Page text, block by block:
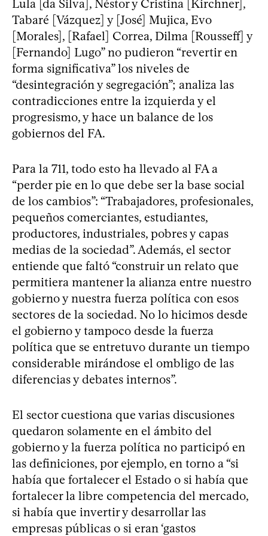
Lula [da Silva], Néstor y Cristina [Kirchner],
Tabaré [Vázquez] y [José] Mujica, Evo
[Morales], [Rafael] Correa, Dilma [Rousseff] y
[Fernando] Lugo” no pudieron “revertir en
forma significativa” los niveles de
“desintegración y segregación”; analiza las
contradicciones entre la izquierda y el
progresismo, y hace un balance de los
gobiernos del FA.
Para la 711, todo esto ha llevado al FA a
“perder pie en lo que debe ser la base social
de los cambios”: “Trabajadores, profesionales,
pequeños comerciantes, estudiantes,
productores, industriales, pobres y capas
medias de la sociedad”. Además, el sector
entiende que faltó “construir un relato que
permitiera mantener la alianza entre nuestro
gobierno y nuestra fuerza política con esos
sectores de la sociedad. No lo hicimos desde
el gobierno y tampoco desde la fuerza
política que se entretuvo durante un tiempo
considerable mirándose el ombligo de las
diferencias y debates internos”.
El sector cuestiona que varias discusiones
quedaron solamente en el ámbito del
gobierno y la fuerza política no participó en
las definiciones, por ejemplo, en torno a “si
había que fortalecer el Estado o si había que
fortalecer la libre competencia del mercado,
si había que invertir y desarrollar las
empresas públicas o si eran ‘gastos